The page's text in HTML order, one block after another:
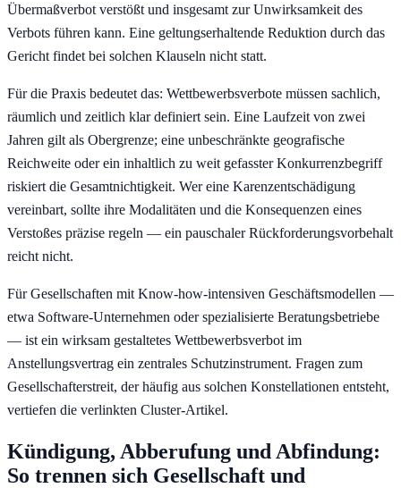
Übermaßverbot verstößt und insgesamt zur Unwirksamkeit des
Verbots führen kann. Eine geltungserhaltende Reduktion durch das
Gericht findet bei solchen Klauseln nicht statt.
Für die Praxis bedeutet das: Wettbewerbsverbote müssen sachlich,
räumlich und zeitlich klar definiert sein. Eine Laufzeit von zwei
Jahren gilt als Obergrenze; eine unbeschränkte geografische
Reichweite oder ein inhaltlich zu weit gefasster Konkurrenzbegriff
riskiert die Gesamtnichtigkeit. Wer eine Karenzentschädigung
vereinbart, sollte ihre Modalitäten und die Konsequenzen eines
Verstoßes präzise regeln — ein pauschaler Rückforderungsvorbehalt
reicht nicht.
Für Gesellschaften mit Know-how-intensiven Geschäftsmodellen —
etwa Software-Unternehmen oder spezialisierte Beratungsbetriebe
— ist ein wirksam gestaltetes Wettbewerbsverbot im
Anstellungsvertrag ein zentrales Schutzinstrument. Fragen zum
Gesellschafterstreit, der häufig aus solchen Konstellationen entsteht,
vertiefen die verlinkten Cluster-Artikel.
Kündigung, Abberufung und Abfindung:
So trennen sich Gesellschaft und